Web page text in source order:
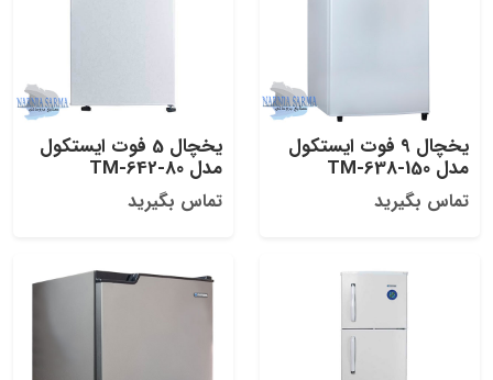
یخچال 9 فوت ایستکول
مدل TM-638-150
تماس بگیرید
یخچال 5 فوت ایستکول
مدل TM-642-80
تماس بگیرید